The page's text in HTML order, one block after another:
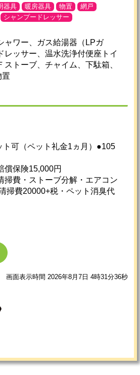
器具 暖房器具 物置
網戸
シャンプードレッサー
ャワー、ガス給湯器（LPガ
レッサー、温水洗浄付便座トイ
ストーブ、チャイム、下駄箱、
置
可（ペット礼金1ヵ月）●105
償保険15,000円
掃費・ストーブ分解・エアコン
掃費20000+税・ペット消臭代
画面表示時間 2026年8月7日 4時31分36秒